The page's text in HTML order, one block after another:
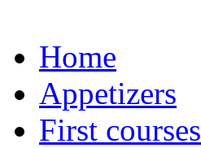
Home
Appetizers
First courses